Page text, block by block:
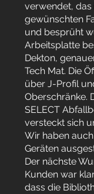
verwendet, das
gewünschten
und besprüht
Arbeitsplatte
Dekton,
Tech Mat. Die
über J-Profil
Oberschränke.
SELECT
versteckt sich
Wir haben
Geräten
Der nächste
Kunden war
dass die